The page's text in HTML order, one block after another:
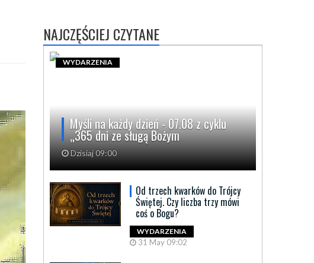
NAJCZĘŚCIEJ CZYTANE
Myśli na każdy dzień - 07.08 z cyklu
„365 dni ze sługą Bożym
Dzisiaj 09:00
WYDARZENIA
Od trzech kwarków do Trójcy
Świętej. Czy liczba trzy mówi
coś o Bogu?
WYDARZENIA
31 May 09:02